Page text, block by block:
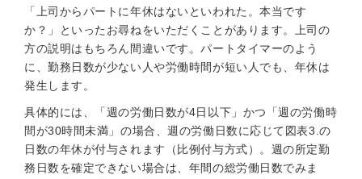
「上司からパートに年休はないといわれた。本当です
か？」といったお尋ねをいただくことがあります。上司の
方の説明はもちろん間違いです。パートタイマーのよう
に、勤務日数が少ない人や労働時間が短い人でも、年休は
発生します。
具体的には、「週の労働日数が4日以下」かつ「週の労働時
間が30時間未満」の場合、週の労働日数に応じて図表3.の
日数の年休が付与されます（比例付与方式）。週の所定勤
務日数を確定できない場合は、年間の総労働日数でみま